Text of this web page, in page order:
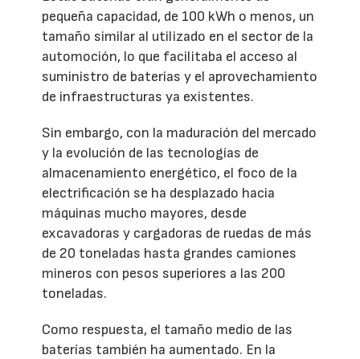
pequeña capacidad, de 100 kWh o menos, un
tamaño similar al utilizado en el sector de la
automoción, lo que facilitaba el acceso al
suministro de baterías y el aprovechamiento
de infraestructuras ya existentes.
Sin embargo, con la maduración del mercado
y la evolución de las tecnologías de
almacenamiento energético, el foco de la
electrificación se ha desplazado hacia
máquinas mucho mayores, desde
excavadoras y cargadoras de ruedas de más
de 20 toneladas hasta grandes camiones
mineros con pesos superiores a las 200
toneladas.
Como respuesta, el tamaño medio de las
baterías también ha aumentado. En la